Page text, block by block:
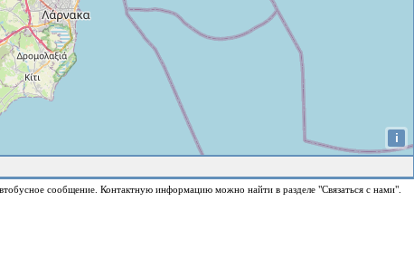
i
сообщение. Контактную информацию можно найти в разделе "Связаться с нами".